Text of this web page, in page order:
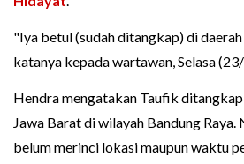
"Iya betul (sudah ditangkap) di daerah
katanya kepada wartawan, Selasa
Hendra mengatakan Taufik
Jawa Barat di wilayah Bandung Raya.
belum merinci lokasi maupun waktu